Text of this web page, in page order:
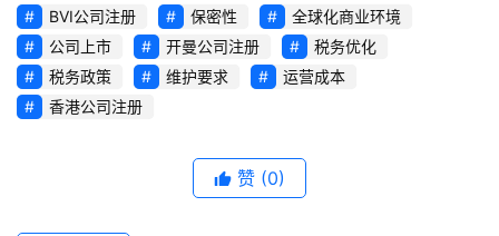
BVI公司注册 保密性
全球化商业环境
公司上市
开曼公司注册
税务优化
税务政策
维护要求
运营成本
香港公司注册
赞 (0)